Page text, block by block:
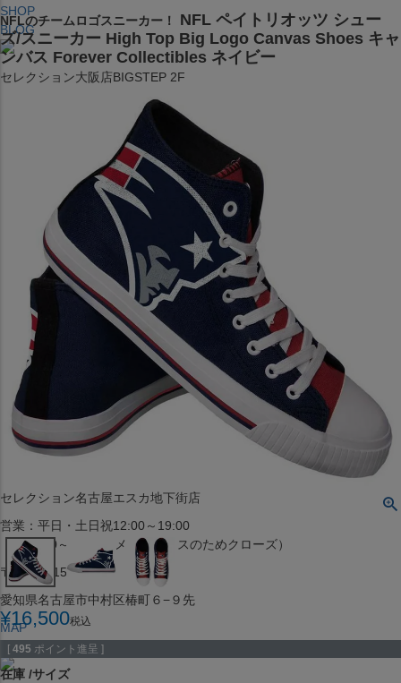
SHOP
BLOG
セレクション大阪店BIGSTEP 2F
営業：平日・土日祝12:00～19:00
大阪府大阪市中央区西心斎橋1丁目6番14号
TEL:06-4708-3300
JR水道橋駅西口店
営業：土・日・祝日のみ 12:00-18:00
〒101-0061
東京都千代田区神田三崎町２丁目２２−１ 1F
MAP
SHOP
セレクション名古屋エスカ地下街店
営業：平日・土日祝12:00～19:00
（※15:00～16:00はメンテナンスのためクローズ）
〒453-0015
愛知県名古屋市中村区椿町６−９先
MAP
SHOP
NFLのチームロゴスニーカー！
NFL ペイトリオッツ シュー
ズ/スニーカー High Top Big Logo Canvas Shoes キャ
ンバス Forever Collectibles ネイビー
¥16,500税込
[ 495 ポイント進呈 ]
在庫 サイズ